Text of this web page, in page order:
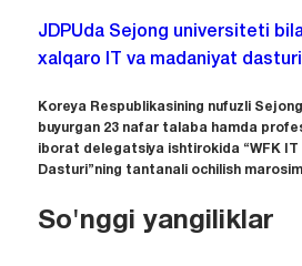
JDPUda Sejong universiteti
xalqaro IT va madaniyat
Koreya Respublikasining nufuzli
buyurgan 23 nafar talaba hamda
iborat delegatsiya ishtirokida “WFK IT
Dasturi”ning tantanali ochilish
So'nggi yangiliklar